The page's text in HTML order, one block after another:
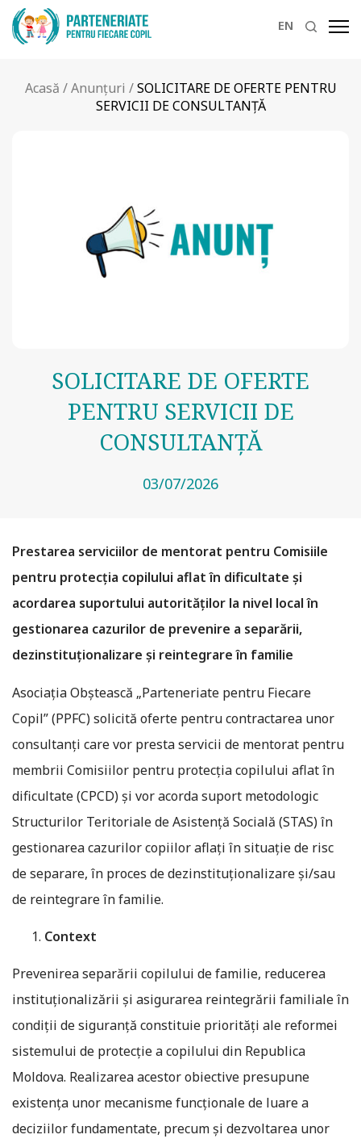
EN
Acasă /Anunțuri /SOLICITARE DE OFERTE PENTRU
SERVICII DE CONSULTANȚĂ
SOLICITARE DE OFERTE
PENTRU SERVICII DE
CONSULTANȚĂ
03/07/2026
Prestarea serviciilor de mentorat pentru Comisiile
pentru protecția copilului aflat în dificultate și
acordarea suportului autorităților la nivel local în
gestionarea cazurilor de prevenire a separării,
dezinstituționalizare și reintegrare în familie
Asociația Obștească „Parteneriate pentru Fiecare
Copil” (PPFC) solicită oferte pentru contractarea unor
consultanți care vor presta servicii de mentorat pentru
membrii Comisiilor pentru protecția copilului aflat în
dificultate (CPCD) și vor acorda suport metodologic
Structurilor Teritoriale de Asistență Socială (STAS) în
gestionarea cazurilor copiilor aflați în situație de risc
de separare, în proces de dezinstituționalizare și/sau
de reintegrare în familie.
Context
Prevenirea separării copilului de familie, reducerea
instituționalizării și asigurarea reintegrării familiale în
condiții de siguranță constituie priorități ale reformei
sistemului de protecție a copilului din Republica
Moldova. Realizarea acestor obiective presupune
existența unor mecanisme funcționale de luare a
deciziilor fundamentate, precum și dezvoltarea unor